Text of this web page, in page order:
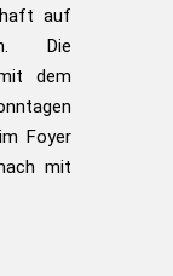
auf
Die
dem
Foyer
mit